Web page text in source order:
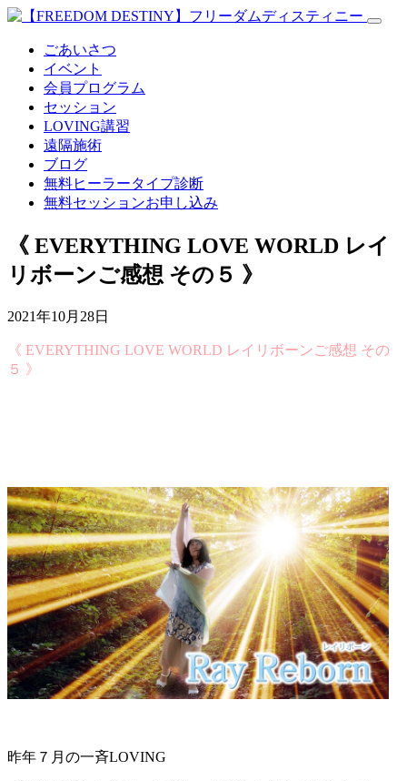
ごあいさつ
イベント
会員プログラム
セッション
LOVING講習
遠隔施術
ブログ
無料ヒーラータイプ診断
無料セッションお申し込み
《 EVERYTHING LOVE WORLD レイ
リボーンご感想 その５ 》
2021年10月28日
《 EVERYTHING LOVE WORLD レイリボーンご感想 その
５ 》
昨年７月の一斉LOVING